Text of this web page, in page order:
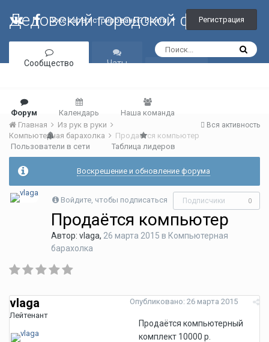
Дедовский городской форум
Уже зарегистрированы? Войти Регистрация
Сообщество
Форум Календарь Наша команда
Пользователи в сети Таблица лидеров
Чаты
Вся активность
Главная
Из рук в руки
Компьютерная барахолка
Продаётся компьютер
Воскрешение и обновление форума
Войдите, чтобы подписаться Подписчики 0
Продаётся компьютер
Автор: vlaga, 26 марта 2015 в Компьютерная
барахолка
vlaga
Лейтенант
Опубликовано: 26 марта 2015
Продаётся компьютерный
комплект 10000 р.